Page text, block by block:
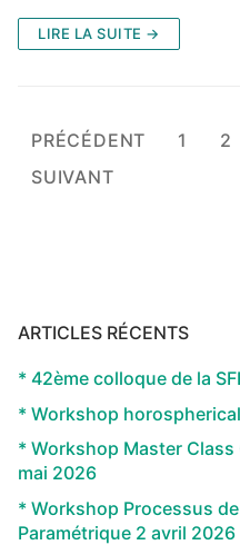
LIRE LA SUITE →
Pagination
des
PRÉCÉDENT 1 2
SUIVANT
ARTICLES RÉCENTS
* 42ème colloque de la
* Workshop
* Workshop Master
mai 2026
* Workshop Processus
Paramétrique 2 avril 2026